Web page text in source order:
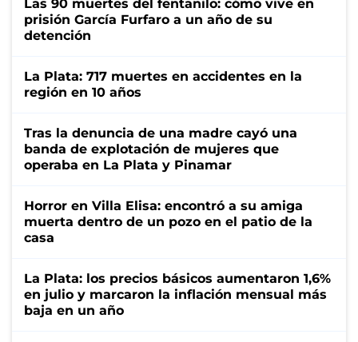
Las 90 muertes del fentanilo: cómo vive en
prisión García Furfaro a un año de su
detención
La Plata: 717 muertes en accidentes en la
región en 10 años
Tras la denuncia de una madre cayó una
banda de explotación de mujeres que
operaba en La Plata y Pinamar
Horror en Villa Elisa: encontró a su amiga
muerta dentro de un pozo en el patio de la
casa
La Plata: los precios básicos aumentaron 1,6%
en julio y marcaron la inflación mensual más
baja en un año